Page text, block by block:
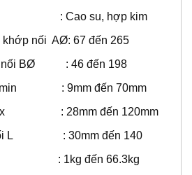
su, hợp kim
nối AØ: 67 đến 265
nối BØ : 46 đến 198
Dmin : 9mm đến 70mm
: 28mm đến 120mm
nối L : 30mm đến 140
: 1kg đến 66.3kg